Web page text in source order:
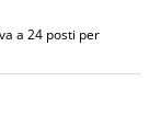
a 24 posti per